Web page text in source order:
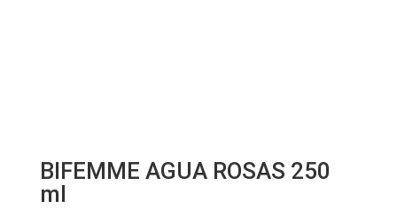
BIFEMME AGUA ROSAS 250
ml